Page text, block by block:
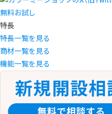
無料お試し
特長
特長一覧を見る
商材一覧を見る
機能一覧を見る